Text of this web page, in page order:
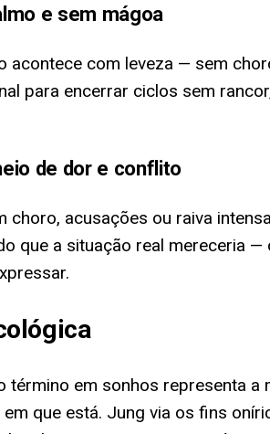
e sem mágoa
acontece com leveza — sem
para encerrar ciclos sem
de dor e conflito
choro, acusações ou raiva
que a situação real mereceria
término em sonhos representa
que está. Jung via os fins